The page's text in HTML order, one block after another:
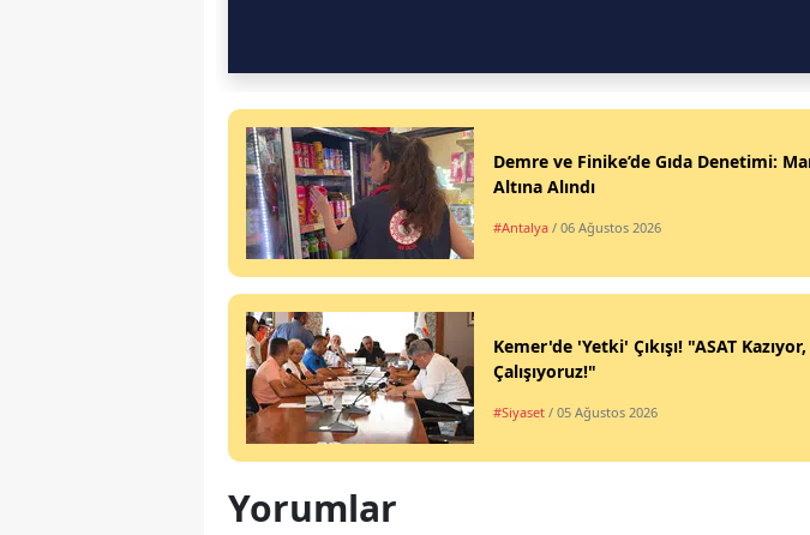
Demre ve Finike’de Gıda Denetimi:
Altına Alındı
#Antalya / 06 Ağustos 2026
Kemer'de 'Yetki' Çıkışı! "ASAT
Çalışıyoruz!"
#Siyaset / 05 Ağustos 2026
Yorumlar